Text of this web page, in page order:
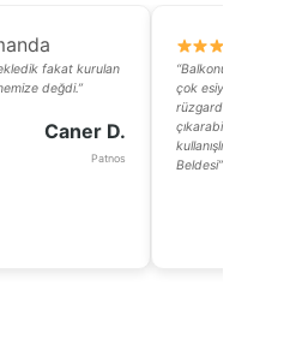
fakat kurulan
değdi.”
Caner D.
Patnos
“Balkonumun
çok esiyordu.
rüzgardan
çıkarabiliyorum.
kullanışlı bir
Beldesi”